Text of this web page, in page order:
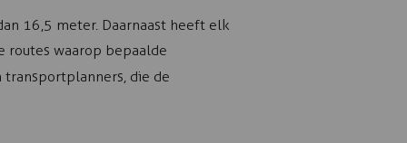
16,5 meter. Daarnaast heeft elk
routes waarop bepaalde
die de